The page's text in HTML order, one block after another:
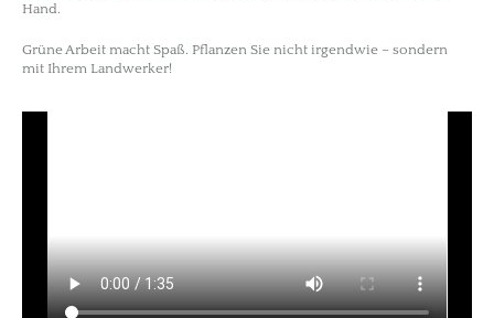
Hand.
Grüne Arbeit macht Spaß. Pflanzen Sie nicht irgendwie – sondern
mit Ihrem Landwerker!